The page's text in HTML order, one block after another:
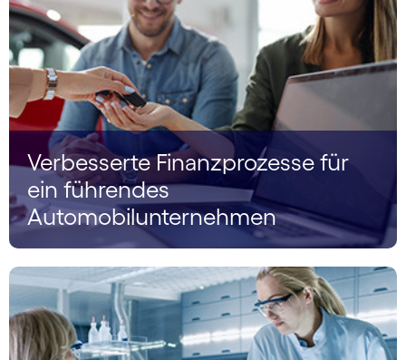
Verbesserte Finanzprozesse für
ein führendes
Automobilunternehmen